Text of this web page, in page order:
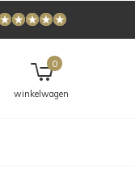
winkelwagen
0